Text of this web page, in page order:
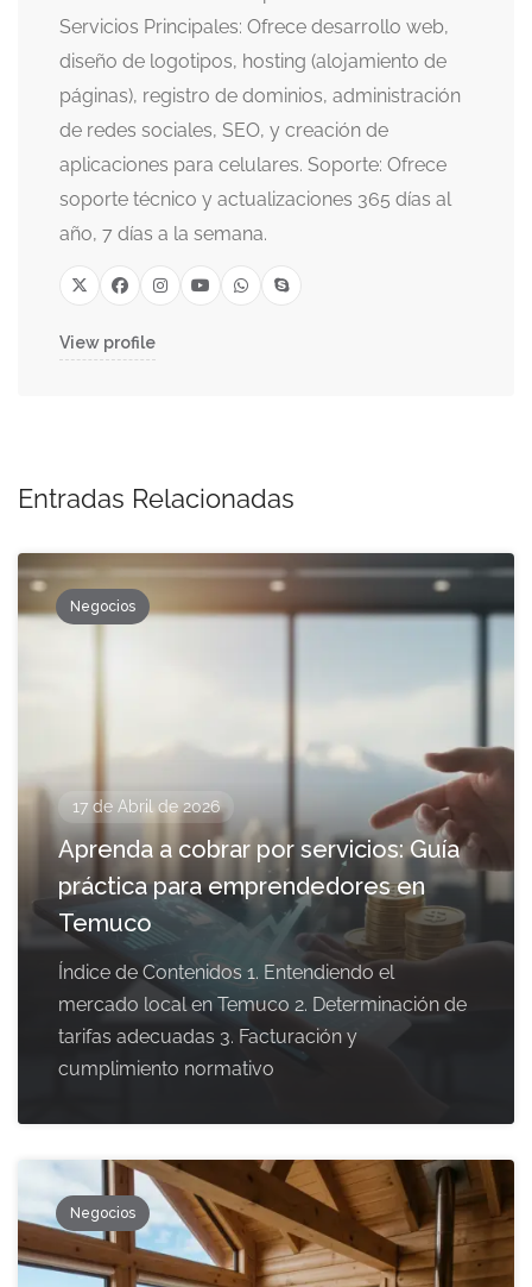
Servicios Principales: Ofrece desarrollo web,
diseño de logotipos, hosting (alojamiento de
páginas), registro de dominios, administración
de redes sociales, SEO, y creación de
aplicaciones para celulares. Soporte: Ofrece
soporte técnico y actualizaciones 365 días al
año, 7 días a la semana.
View profile
Entradas Relacionadas
Negocios
17 de Abril de 2026
Aprenda a cobrar por servicios: Guía
práctica para emprendedores en
Temuco
Índice de Contenidos 1. Entendiendo el
mercado local en Temuco 2. Determinación de
tarifas adecuadas 3. Facturación y
cumplimiento normativo
Negocios